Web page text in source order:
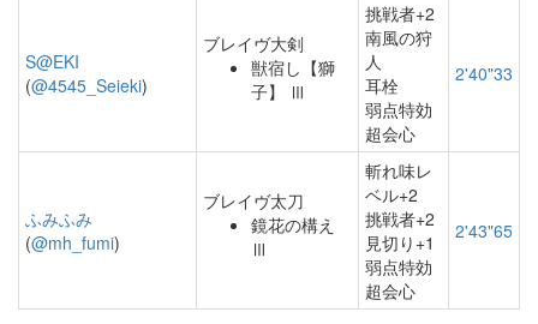
S@EKI
(@4545_Seieki)
ブレイヴ大剣
獣宿し【獅
子】 Ⅲ
挑戦者+2
南風の狩
人
耳栓
弱点特効
超会心
2'40"33
ふみふみ
(@mh_fumi)
ブレイヴ太刀
鏡花の構え
Ⅲ
斬れ味レ
ベル+2
挑戦者+2
見切り+1
弱点特効
超会心
2'43"65